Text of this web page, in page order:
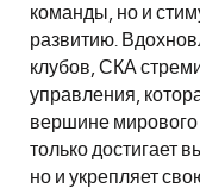
команды, но и
развитию.
клубов, СКА
управления,
вершине мирового
только достигает
но и укрепляет